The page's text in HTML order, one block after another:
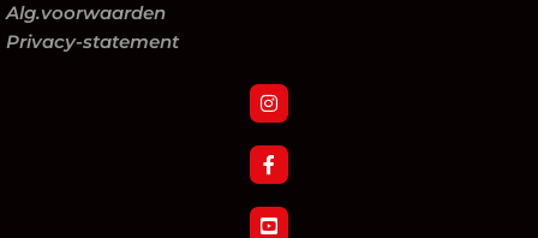
Alg.voorwaarden
Privacy-statement